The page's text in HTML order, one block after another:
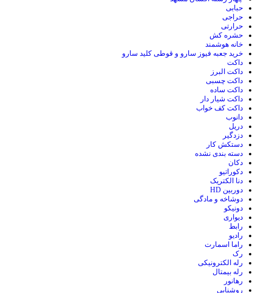
حبابی
حراجی
حرارتی
حشره کش
خانه هوشمند
خرید جعبه فیوز سارو و قوطی کلید سارو
داکت
داکت البرز
داکت چسبی
داکت ساده
داکت شیار دار
داکت کف خواب
دانوب
دریل
دزدگیر
دستکش کار
دسته بندی نشده
دکان
دکوراتیو
دنا الکتریک
دوربین HD
دوشاخه و مادگی
دونیکو
دیواری
رابط
رادیو
راما اسمارت
رک
رله الکترونیکی
رله بیمتال
رهانور
روشنایی